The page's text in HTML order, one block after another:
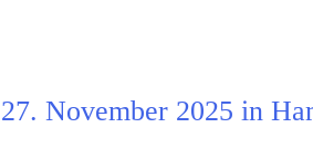
November 2025 in